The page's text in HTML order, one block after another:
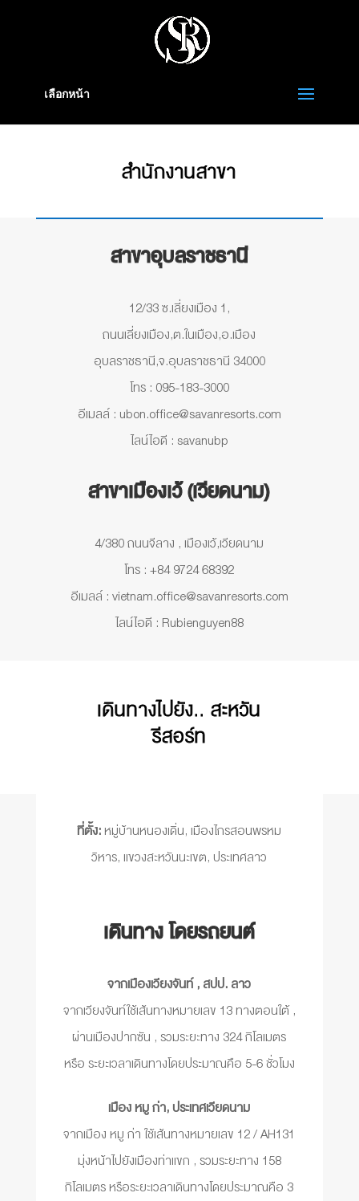
เลือกหน้า
สำนักงานสาขา
สาขาอุบลราชธานี
12/33 ซ.เลี่ยงเมือง 1,
ถนนเลี่ยงเมือง,ต.ในเมือง,อ.เมือง
อุบลราชธานี,จ.อุบลราชธานี 34000
โทร : 095-183-3000
อีเมลล์ : ubon.office@savanresorts.com
ไลน์ไอดี : savanubp
สาขาเมืองเว้ (เวียดนาม)
4/380 ถนนจีลาง , เมืองเว้,เวียดนาม
โทร : +84 9724 68392
อีเมลล์ : vietnam.office@savanresorts.com
ไลน์ไอดี : Rubienguyen88
เดินทางไปยัง.. สะหวัน
รีสอร์ท
ที่ตั้ง:หมู่บ้านหนองเดิ่น, เมืองไกรสอนพรหม
วิหาร, แขวงสะหวันนะเขต, ประเทศลาว
เดินทาง โดยรถยนต์
จากเมืองเวียงจันท์ , สปป. ลาว
จากเวียงจันท์ใช้เส้นทางหมายเลข 13 ทางตอนใต้ ,
ผ่านเมืองปากซัน , รวมระยะทาง 324 กิโลเมตร
หรือ ระยะเวลาเดินทางโดยประมาณคือ 5-6 ชั่วโมง
เมือง หมู ก่า, ประเทศเวียดนาม
จากเมือง หมู ก่า ใช้เส้นทางหมายเลข 12 / AH131
มุ่งหน้าไปยังเมืองท่าแขก , รวมระยะทาง 158
กิโลเมตร หรือระยะเวลาเดินทางโดยประมาณคือ 3